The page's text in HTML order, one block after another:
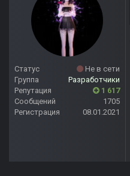
Статус
Не в сети
Группа
Разработчики
Репутация
1 617
Сообщений
1705
Регистрация
08.01.2021